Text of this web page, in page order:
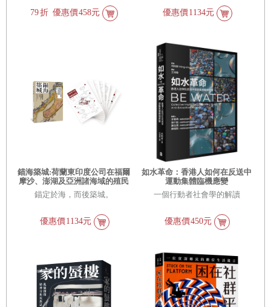
平，更直探權力運作的核心邏輯
——幹部體制。
79折 優惠價458元 優惠價1134元
錨海築城:荷蘭東印度公司在福爾
摩沙、澎湖及亞洲諸海域的殖民
市鎮與堡壘要塞【書+〔贈品〕
限量「熱蘭遮城堡」精緻紙模
錨定於海，而後築城。
優惠價1134元
如水革命：香港人如何在反送中
運動集體臨機應變
一個行動者社會學的解讀
優惠價450元